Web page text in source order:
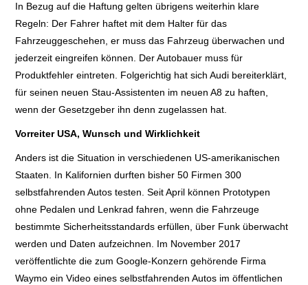
In Bezug auf die Haftung gelten übrigens weiterhin klare
Regeln: Der Fahrer haftet mit dem Halter für das
Fahrzeuggeschehen, er muss das Fahrzeug überwachen und
jederzeit eingreifen können. Der Autobauer muss für
Produktfehler eintreten. Folgerichtig hat sich Audi bereiterklärt,
für seinen neuen Stau-Assistenten im neuen A8 zu haften,
wenn der Gesetzgeber ihn denn zugelassen hat.
Vorreiter USA, Wunsch und Wirklichkeit
Anders ist die Situation in verschiedenen US-amerikanischen
Staaten. In Kalifornien durften bisher 50 Firmen 300
selbstfahrenden Autos testen. Seit April können Prototypen
ohne Pedalen und Lenkrad fahren, wenn die Fahrzeuge
bestimmte Sicherheitsstandards erfüllen, über Funk überwacht
werden und Daten aufzeichnen. Im November 2017
veröffentlichte die zum Google-Konzern gehörende Firma
Waymo ein Video eines selbstfahrenden Autos im öffentlichen